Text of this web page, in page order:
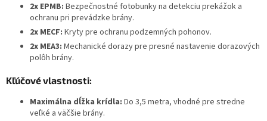
2x EPMB: Bezpečnostné fotobunky na detekciu prekážok a
ochranu pri prevádzke brány.
2x MECF: Kryty pre ochranu podzemných pohonov.
2x MEA3: Mechanické dorazy pre presné nastavenie dorazových
polôh brány.
Kľúčové vlastnosti:
Maximálna dĺžka krídla: Do 3,5 metra, vhodné pre stredne
veľké a väčšie brány.